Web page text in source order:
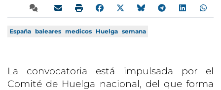
España baleares medicos Huelga semana
La convocatoria está impulsada por el
Comité de Huelga nacional, del que forma